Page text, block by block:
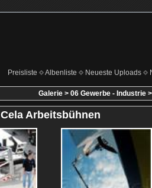
Preisliste Albenliste Neueste Uploads
Galerie> 06 Gewerbe - Industrie
Cela Arbeitsbühnen